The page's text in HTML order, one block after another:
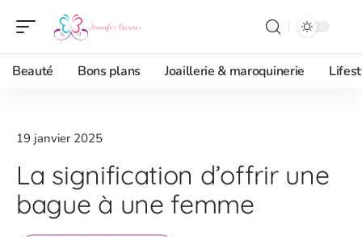
Beauté Bons plans Joaillerie & maroquinerie
19 janvier 2025
La signification d’offrir une
bague à une femme